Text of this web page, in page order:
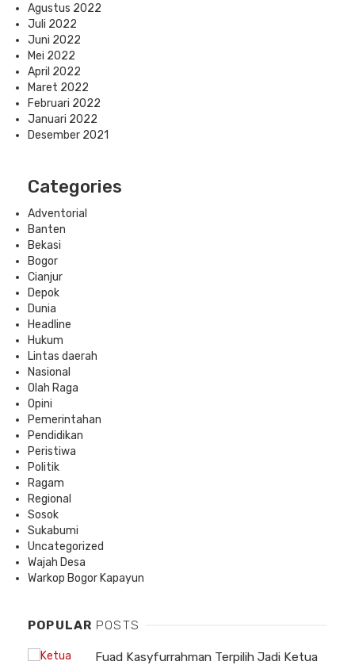
Agustus 2022
Juli 2022
Juni 2022
Mei 2022
April 2022
Maret 2022
Februari 2022
Januari 2022
Desember 2021
Categories
Adventorial
Banten
Bekasi
Bogor
Cianjur
Depok
Dunia
Headline
Hukum
Lintas daerah
Nasional
Olah Raga
Opini
Pemerintahan
Pendidikan
Peristiwa
Politik
Ragam
Regional
Sosok
Sukabumi
Uncategorized
Wajah Desa
Warkop Bogor Kapayun
POPULAR POSTS
Fuad Kasyfurrahman Terpilih Jadi Ketua